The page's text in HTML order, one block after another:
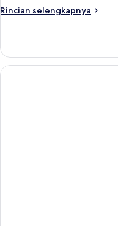
Rincian selengkapnya
Rincian
Kamar
Deluks,
Beberapa